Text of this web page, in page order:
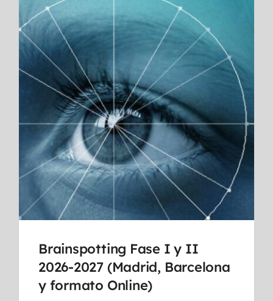
Brainspotting Fase I y II
2026-2027 (Madrid, Barcelona
y formato Online)